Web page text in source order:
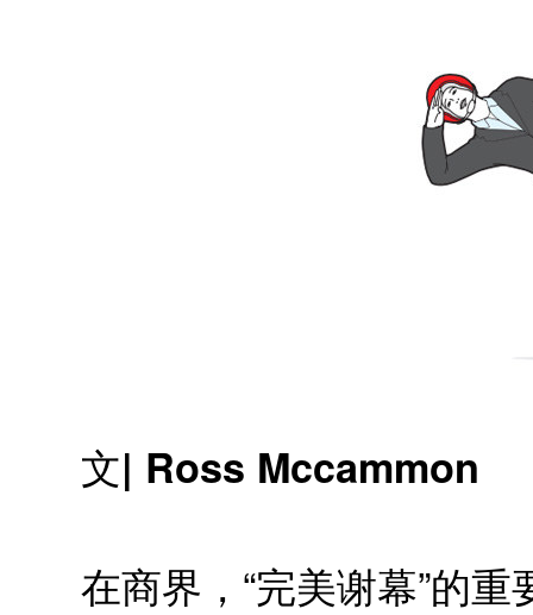
文| Ross Mccammon
在商界，“完美谢幕”的重